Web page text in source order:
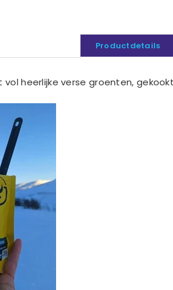
Productdetails
heerlijke verse groenten,